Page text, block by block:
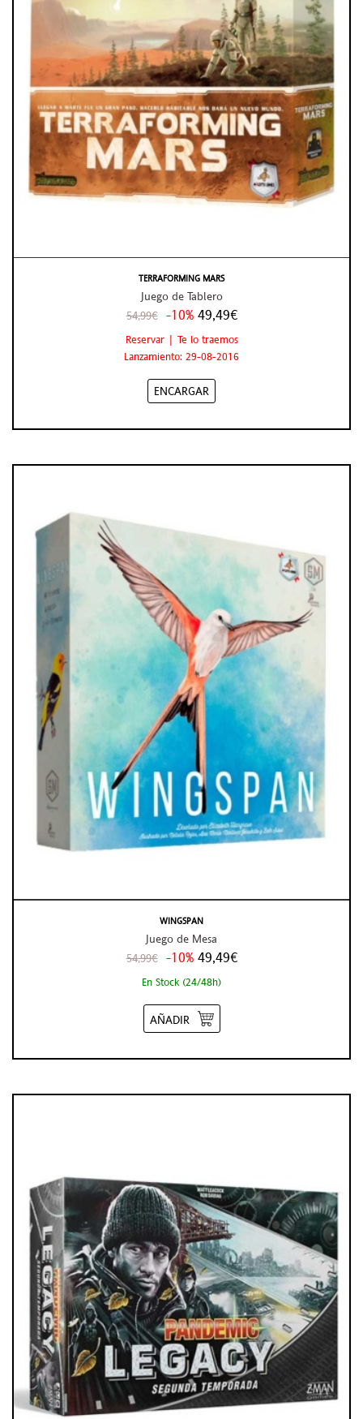
TERRAFORMING MARS
Juego de Tablero
54,99€ -10% 49,49€
Reservar | Te lo traemos
Lanzamiento: 29-08-2016
ENCARGAR
WINGSPAN
Juego de Mesa
54,99€ -10% 49,49€
En Stock (24/48h)
AÑADIR